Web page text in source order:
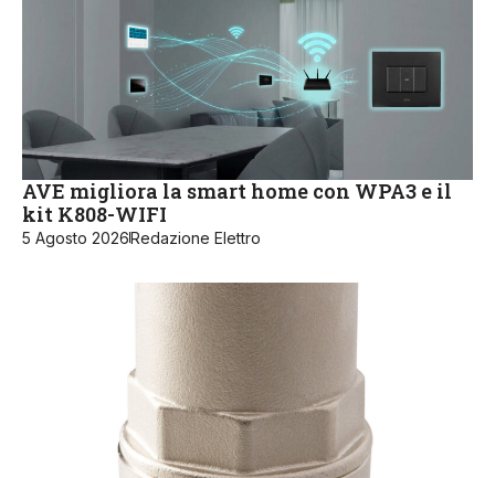
AVE migliora la smart home con WPA3 e il
kit K808-WIFI
5 Agosto 2026Redazione Elettro